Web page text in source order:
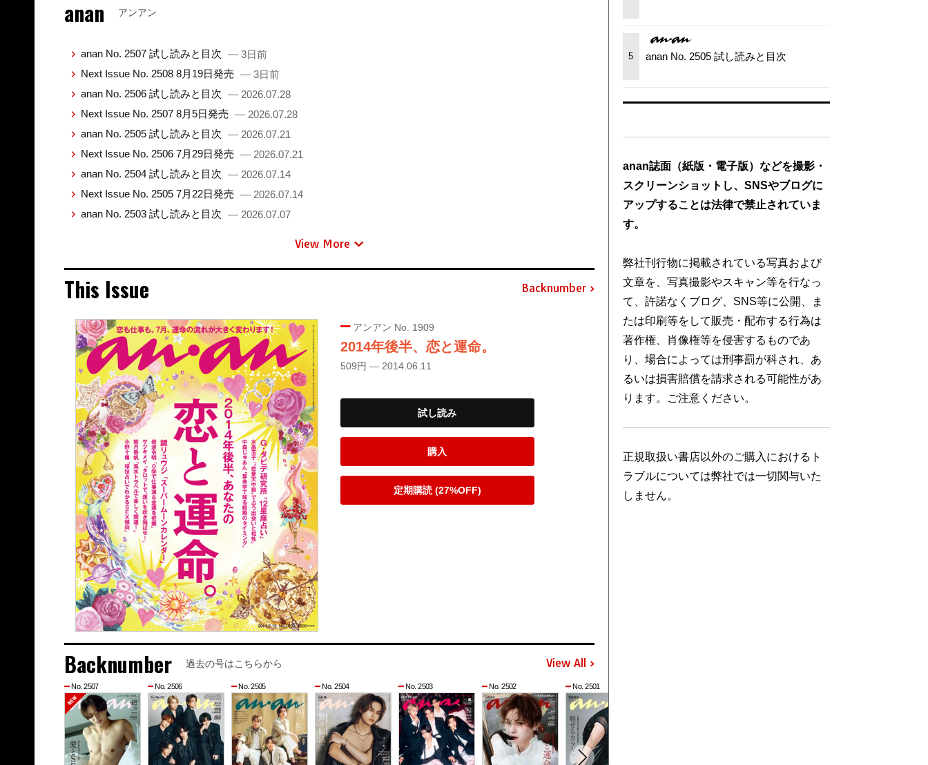
anan アンアン
anan No. 2507 試し読みと目次 — 3日前
Next Issue No. 2508 8月19日発売 — 3日前
anan No. 2506 試し読みと目次 — 2026.07.28
Next Issue No. 2507 8月5日発売 — 2026.07.28
anan No. 2505 試し読みと目次 — 2026.07.21
Next Issue No. 2506 7月29日発売 — 2026.07.21
anan No. 2504 試し読みと目次 — 2026.07.14
Next Issue No. 2505 7月22日発売 — 2026.07.14
anan No. 2503 試し読みと目次 — 2026.07.07
View More
This Issue Backnumber
アンアン No. 1909
2014年後半、恋と運命。
509円 — 2014.06.11
試し読み
購入
定期購読 (27%OFF)
Backnumber 過去の号はこちらから View All
No. 2507 No. 2506 No. 2505 No. 2504 No. 2503 No. 2502 No. 2501
5 anan No. 2505 試し読みと目次
anan誌面（紙版・電子版）などを撮影・
スクリーンショットし、SNSやブログに
アップすることは法律で禁止されていま
す。
弊社刊行物に掲載されている写真および
文章を、写真撮影やスキャン等を行なっ
て、許諾なくブログ、SNS等に公開、ま
たは印刷等をして販売・配布する行為は
著作権、肖像権等を侵害するものであ
り、場合によっては刑事罰が科され、あ
るいは損害賠償を請求される可能性があ
ります。ご注意ください。
正規取扱い書店以外のご購入におけるト
ラブルについては弊社では一切関与いた
しません。